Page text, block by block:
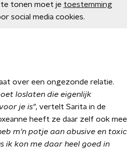
tonen moet je toestemming
social media cookies.
over een ongezonde relatie.
loslaten die eigenlijk
je is", vertelt Sarita in de
heeft ze daar zelf ook mee
m'n potje aan abusive en toxic
ik kon me daar heel goed in